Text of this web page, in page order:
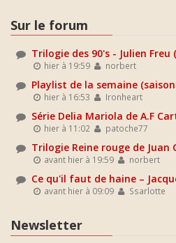
Sur le forum
Trilogie des 90's - Julien Freu
hier à 19:59 norbert
Playlist de la semaine
hier à 16:53 Ironheart
Série Delia Mariola de A.F
hier à 11:02 patoche77
Trilogie Reine rouge de Juan
avant hier à 19:59 norbert
Ce qu'il faut de haine –
avant hier à 09:09 Ssarlotte
Newsletter